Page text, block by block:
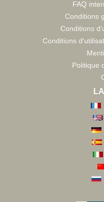
FAQ
Conditions
Conditions
Conditions
Politique